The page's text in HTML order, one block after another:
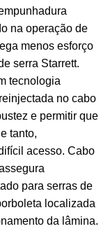
na operação de
menos esforço
serra Starrett.
tecnologia
no cabo
e permitir que
tanto,
acesso. Cabo
para serras de
localizada
da lâmina.